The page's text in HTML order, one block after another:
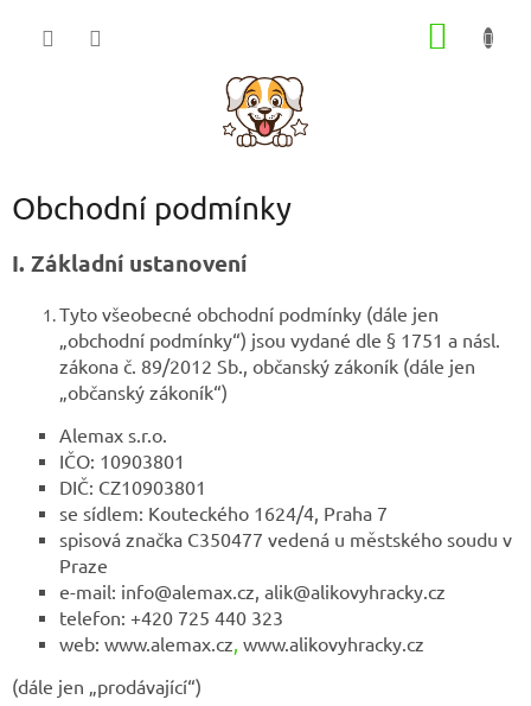
Obchodní podmínky
I. Základní ustanovení
Tyto všeobecné obchodní podmínky (dále jen
„obchodní podmínky“) jsou vydané dle § 1751 a násl.
zákona č. 89/2012 Sb., občanský zákoník (dále jen
„občanský zákoník“)
Alemax s.r.o.
IČO: 10903801
DIČ: CZ10903801
se sídlem: Kouteckého 1624/4, Praha 7
spisová značka C350477 vedená u městského soudu v
Praze
e-mail: info@alemax.cz, alik@alikovyhracky.cz
telefon: +420 725 440 323
web: www.alemax.cz, www.alikovyhracky.cz
(dále jen „prodávající“)